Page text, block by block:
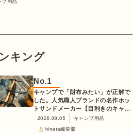
プ用品
キング
No.1
キャンプで「財布みたい」が正解で
した。人気職人ブランドの名作ホッ
トサンドメーカー【目利きのキャン
プギア】
2026.08.05
キャンプ用品
hinata編集部